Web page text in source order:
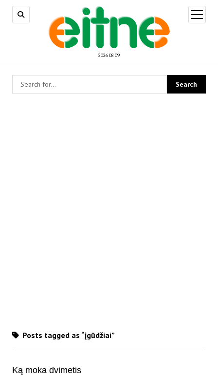
2026 08 09
open
menu
Posts tagged as “įgūdžiai”
Ką moka dvimetis